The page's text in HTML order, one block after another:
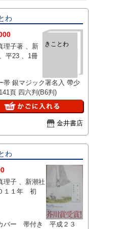
わ
きことわ
子著 、新
潮社 、平23 、1冊
帯 銀マジック署名入 帶少
頁 四六判(B6判)
金井書店
わ
、新潮社
１１年 初
バー 帯付き 平成２３